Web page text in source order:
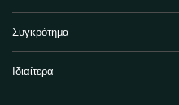
Συγκρότημα
Ιδιαίτερα